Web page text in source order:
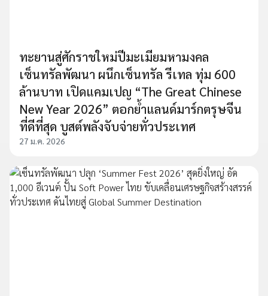
ทะยานสู่ศักราชใหม่ปีมะเมียมหามงคล
เซ็นทรัลพัฒนา ผนึกเซ็นทรัล รีเทล ทุ่ม 600
ล้านบาท เปิดแคมเปญ “The Great Chinese
New Year 2026” ตอกย้ำแลนด์มาร์กตรุษจีน
ที่ดีที่สุด บูสต์พลังจับจ่ายทั่วประเทศ
27 ม.ค. 2026